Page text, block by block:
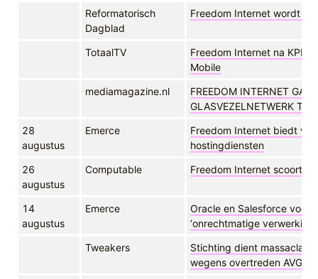
Reformatorisch
Dagblad
Freedom Internet wordt
TotaalTV
Freedom Internet na KPN
Mobile
mediamagazine.nl
FREEDOM INTERNET
GLASVEZELNETWERK T-
28
augustus
Emerce
Freedom Internet biedt
hostingdiensten
26
augustus
Computable Freedom Internet scoort
14
augustus
Emerce
Oracle en Salesforce voor
‘onrechtmatige verwerking
Tweakers
Stichting dient
wegens overtreden AVG